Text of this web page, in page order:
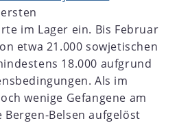
im Lager ein. Bis Februar
etwa 21.000 sowjetischen
18.000 aufgrund
Als im
wenige Gefangene am
Bergen-Belsen aufgelöst